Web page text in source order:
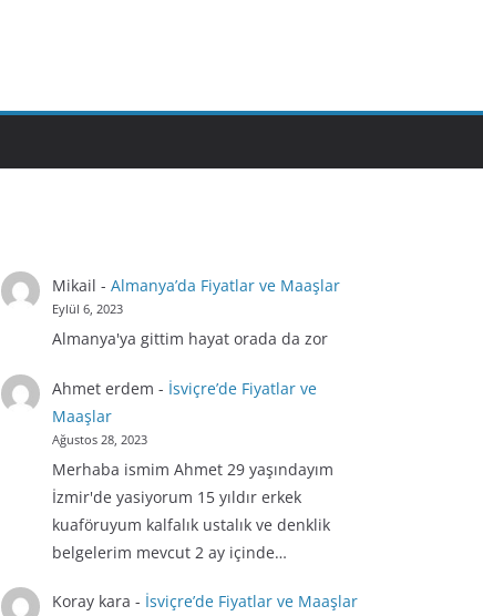
Mikail - Almanya’da Fiyatlar ve Maaşlar
Eylül 6, 2023
Almanya'ya gittim hayat orada da zor
Ahmet erdem - İsviçre’de Fiyatlar ve
Maaşlar
Ağustos 28, 2023
Merhaba ismim Ahmet 29 yaşındayım
İzmir'de yasiyorum 15 yıldır erkek
kuaföruyum kalfalık ustalık ve denklik
belgelerim mevcut 2 ay içinde…
Koray kara - İsviçre’de Fiyatlar ve Maaşlar